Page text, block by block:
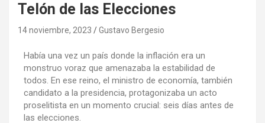
Telón de las Elecciones
14 noviembre, 2023 Gustavo Bergesio
Había una vez un país donde la inflación era un
monstruo voraz que amenazaba la estabilidad de
todos. En ese reino, el ministro de economía, también
candidato a la presidencia, protagonizaba un acto
proselitista en un momento crucial: seis días antes de
las elecciones.